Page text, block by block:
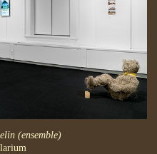
(ensemble)